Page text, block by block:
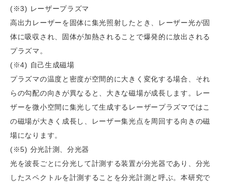
(※3) レーザープラズマ
高出力レーザーを固体に集光照射したとき、レーザー光が固
体に吸収され、固体が加熱されることで爆発的に放出される
プラズマ。
(※4) 自己生成磁場
プラズマの温度と密度が空間的に大きく変化する場合、それ
らの勾配の向きが異なると、大きな磁場が成長します。レー
ザーを微小空間に集光して生成するレーザープラズマではこ
の磁場が大きく成長し、レーザー集光点を周回する向きの磁
場になります。
(※5) 分光計測、分光器
光を波長ごとに分光して計測する装置が分光器であり、分光
したスペクトルを計測することを分光計測と呼ぶ。本研究で